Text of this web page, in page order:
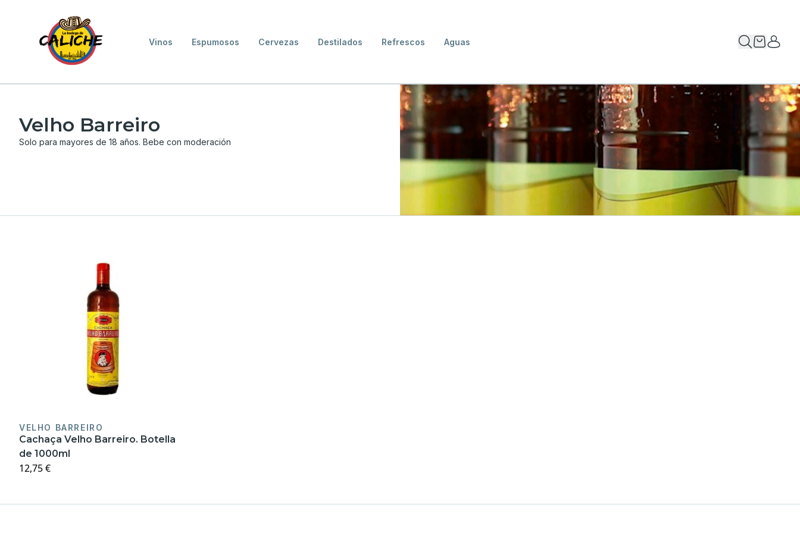
Vinos Espumosos Cervezas Destilados Refrescos Aguas
Velho Barreiro
Solo para mayores de 18 años. Bebe con moderación
VELHO BARREIRO
Cachaça Velho Barreiro. Botella
de 1000ml
12,75 €